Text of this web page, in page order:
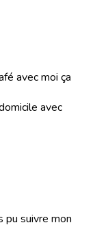
avec moi ça
avec
pu suivre mon